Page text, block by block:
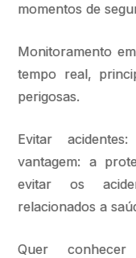
momentos de
Monitoramento
tempo real,
perigosas.
Evitar
vantagem: a
evitar os
relacionados a
Quer